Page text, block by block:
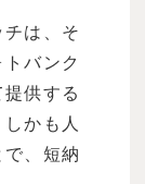
は、そ
バンク
供する
かも人
で、短納